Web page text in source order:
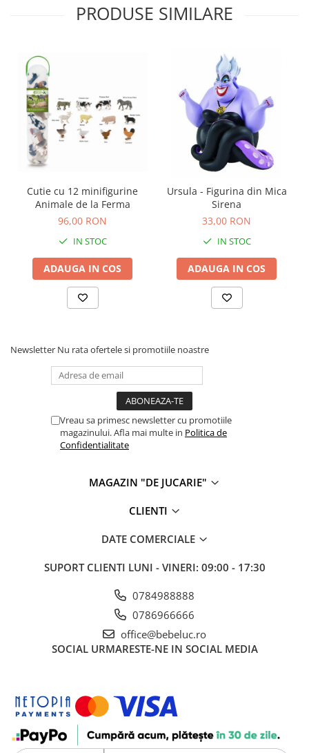
Carti pentru copii 2 ani
Carti pentru copii 4 ani
Carti pentru copii 5 ani
Carti pentru copii 6 ani
Carti pentru copii 8 ani
Carti de colorat
Carticele interactive
Cadouri copii
Ceasuri copii
Cutii muzicale
Idei cadou fetite
Cadouri bebelusi
Cadouri ieftine pentru copii
Cadouri botez
Cadou copii 3 ani
Cadou copii 4 ani
Cadou copii 6 ani
Cadou copii 7 ani
Cadou copii 9 ani
Rechizite scolare
Caserola compartimentata copii
Ghiozdan baieti
Ghiozdan fete
Papetarie
PRODUSE SIMILARE
Cutie cu 12 minifigurine
Animale de la Ferma
96,00 RON
IN STOC
ADAUGA IN COS
Ursula - Figurina din Mica
Sirena
33,00 RON
IN STOC
ADAUGA IN COS
Newsletter Nu rata ofertele si promotiile noastre
Vreau sa primesc newsletter cu promotiile
magazinului. Afla mai multe in Politica de
Confidentialitate
MAGAZIN "DE JUCARIE"
CLIENTI
DATE COMERCIALE
SUPORT CLIENTI LUNI - VINERI: 09:00 - 17:30
0784988888
0786966666
office@bebeluc.ro
SOCIAL URMARESTE-NE IN SOCIAL MEDIA